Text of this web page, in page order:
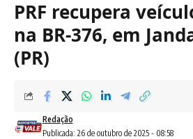
PRF recupera
na BR-376, em
(PR)
Publicada: 26 de outubro de 2025 - 08:58
Redação